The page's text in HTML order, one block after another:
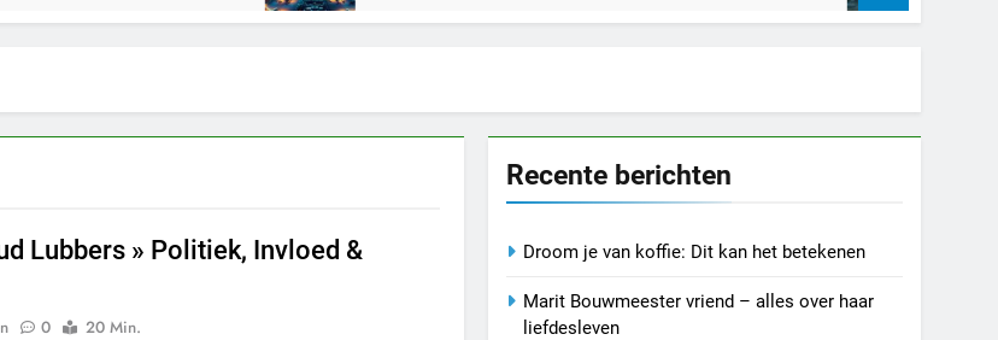
Lubbers » Politiek, Invloed &
0
20 Min.
Recente berichten
Droom je van koffie: Dit kan het betekenen
Marit Bouwmeester vriend – alles over haar
liefdesleven